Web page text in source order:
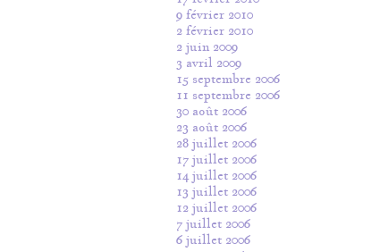
9 février 2010
2 février 2010
2 juin 2009
3 avril 2009
15 septembre 2006
11 septembre 2006
30 août 2006
23 août 2006
28 juillet 2006
17 juillet 2006
14 juillet 2006
13 juillet 2006
12 juillet 2006
7 juillet 2006
6 juillet 2006